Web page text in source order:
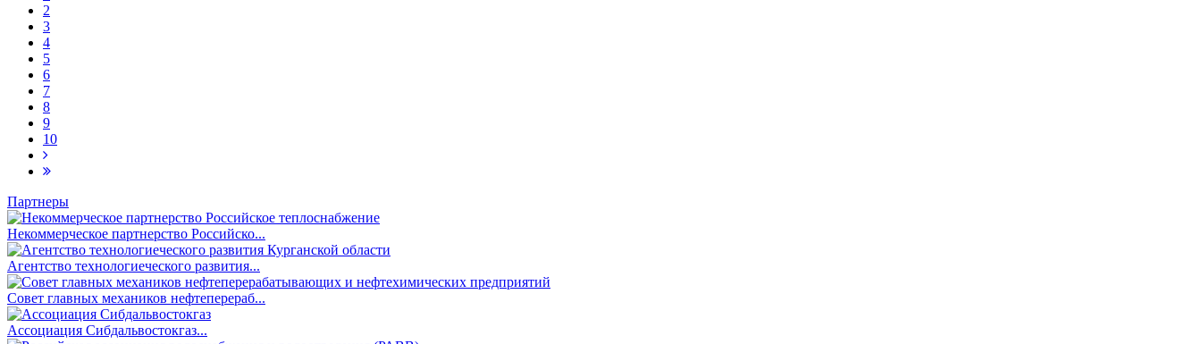
2
3
4
5
6
7
8
9
10
Партнеры
Некоммерческое партнерство Российско...
Агентство технологиеческого развития...
Совет главных механиков нефтеперераб...
Ассоциация Сибдальвостокгаз...